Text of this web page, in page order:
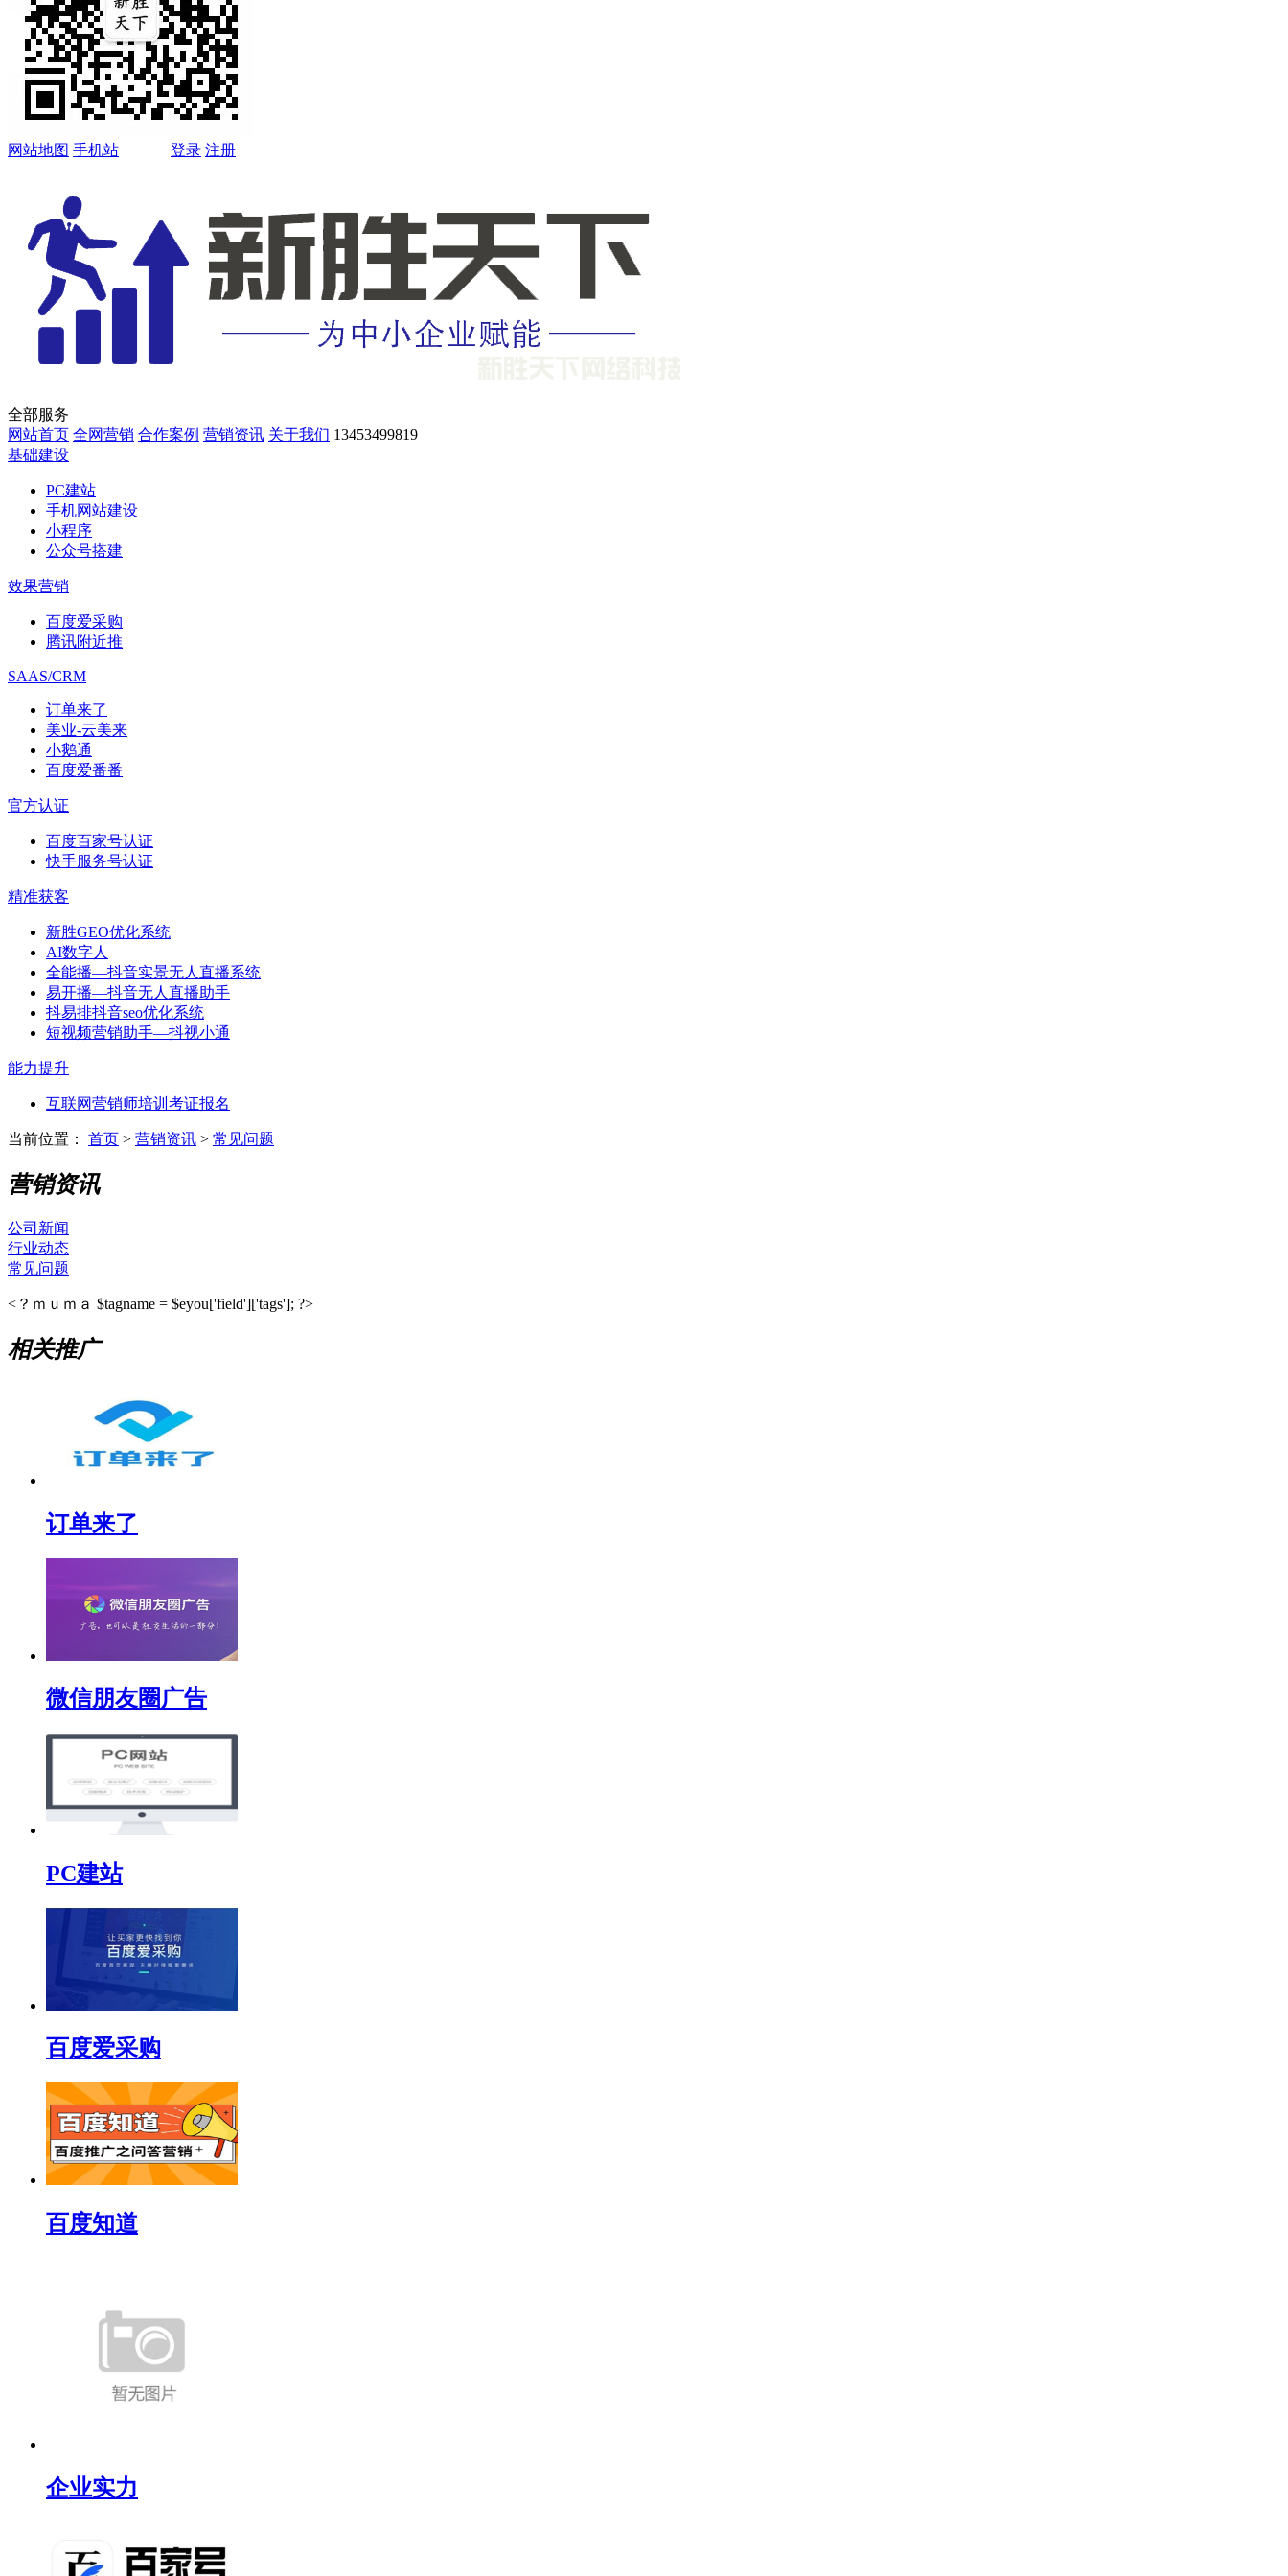
网站地图 手机站 登录 注册
全部服务
网站首页 全网营销 合作案例 营销资讯 关于我们 13453499819
基础建设
PC建站
手机网站建设
小程序
公众号搭建
效果营销
百度爱采购
腾讯附近推
SAAS/CRM
订单来了
美业-云美来
小鹅通
百度爱番番
官方认证
百度百家号认证
快手服务号认证
精准获客
新胜GEO优化系统
AI数字人
全能播—抖音实景无人直播系统
易开播—抖音无人直播助手
抖易排抖音seo优化系统
短视频营销助手—抖视小通
能力提升
互联网营销师培训考证报名
当前位置： 首页 > 营销资讯 > 常见问题
营销资讯
公司新闻
行业动态
常见问题
<？ｍｕｍａ $tagname = $eyou['field']['tags']; ?>
相关推广
订单来了
微信朋友圈广告
PC建站
百度爱采购
百度知道
企业实力